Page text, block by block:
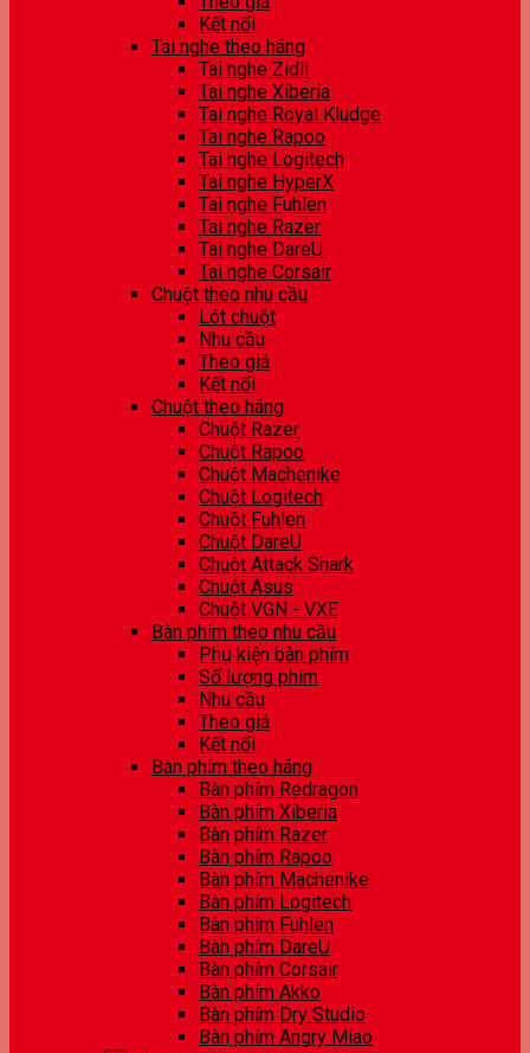
Kết nối
Tai nghe theo hãng
Tai nghe Zidli
Tai nghe Xiberia
Tai nghe Royal Kludge
Tai nghe Rapoo
Tai nghe Logitech
Tai nghe HyperX
Tai nghe Fuhlen
Tai nghe Razer
Tai nghe DareU
Tai nghe Corsair
Chuột theo nhu cầu
Lót chuột
Nhu cầu
Theo giá
Kết nối
Chuột theo hãng
Chuột Razer
Chuột Rapoo
Chuột Machenike
Chuột Logitech
Chuột Fuhlen
Chuột DareU
Chuột Attack Shark
Chuột Asus
Chuột VGN - VXE
Bàn phím theo nhu cầu
Phụ kiện bàn phím
Số lượng phím
Nhu cầu
Theo giá
Kết nối
Bàn phím theo hãng
Bàn phím Redragon
Bàn phím Xiberia
Bàn phím Razer
Bàn phím Rapoo
Bàn phím Machenike
Bàn phím Logitech
Bàn phím Fuhlen
Bàn phím DareU
Bàn phím Corsair
Bàn phím Akko
Bàn phím Dry Studio
Bàn phím Angry Miao